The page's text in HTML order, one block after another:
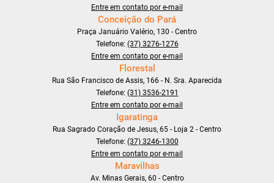
Entre em contato por e-mail
Conceição do Pará
Praça Januário Valério, 130 - Centro
Telefone: (37) 3276-1276
Entre em contato por e-mail
Florestal
Rua São Francisco de Assis, 166 - N. Sra. Aparecida
Telefone: (31) 3536-2191
Entre em contato por e-mail
Igaratinga
Rua Sagrado Coração de Jesus, 65 - Loja 2 - Centro
Telefone: (37) 3246-1300
Entre em contato por e-mail
Maravilhas
Av. Minas Gerais, 60 - Centro